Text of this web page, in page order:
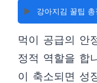
▶️ 강아지김 꿀팁 총
먹이 공급의 안
정적 역할을 합
이 축소되면 성